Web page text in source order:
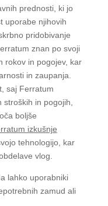
prednosti, ki jo
uporabe njihovih
pridobivanje
znan po svoji
rokov in pogojev, kar
in zaupanja.
saj Ferratum
in pogojih,
boljše
izkušnje
tehnologijo, kar
vlog.
lahko uporabniki
zamud ali